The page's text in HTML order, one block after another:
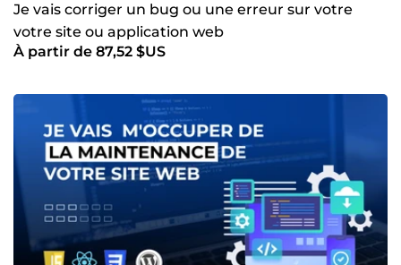
Je vais corriger un bug ou une erreur sur votre
votre site ou application web
À partir de 87,52 $US